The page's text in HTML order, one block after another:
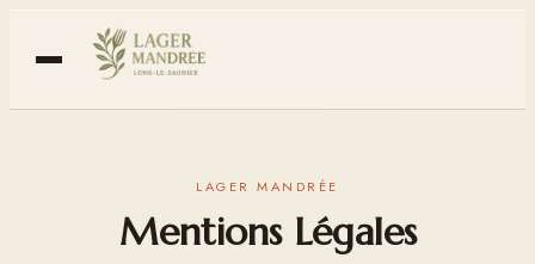
Mentions Légales